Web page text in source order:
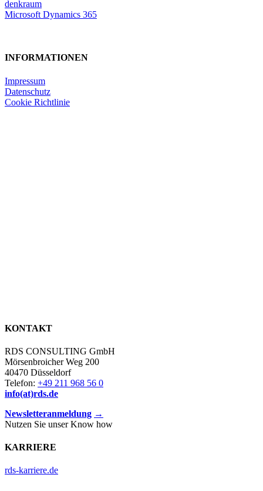
denkraum
Microsoft Dynamics 365
INFORMATIONEN
Impressum
Datenschutz
Cookie Richtlinie
KONTAKT
RDS CONSULTING GmbH
Mörsenbroicher Weg 200
40470 Düsseldorf
Telefon: +49 211 968 56 0
info(at)rds.de
Newsletteranmeldung →
Nutzen Sie unser Know how
KARRIERE
rds-karriere.de